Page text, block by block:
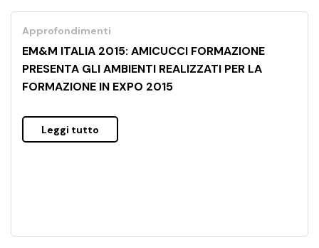
Approfondimenti
EM&M ITALIA 2015: AMICUCCI FORMAZIONE
PRESENTA GLI AMBIENTI REALIZZATI PER LA
FORMAZIONE IN EXPO 2015
Leggi tutto